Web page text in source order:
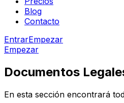
Blog
Contacto
EntrarEmpezar
Empezar
Documentos
En esta sección encontrará